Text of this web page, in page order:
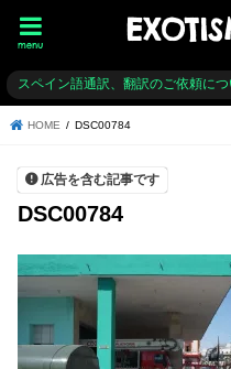
menu
スペイン語通訳、翻訳のご依頼に
HOME DSC00784
広告を含む記事です
DSC00784